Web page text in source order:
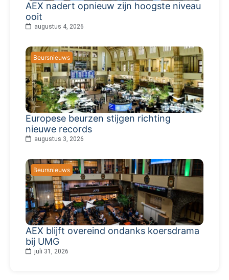
AEX nadert opnieuw zijn hoogste niveau
ooit
augustus 4, 2026
Beursnieuws
Europese beurzen stijgen richting
nieuwe records
augustus 3, 2026
Beursnieuws
AEX blijft overeind ondanks koersdrama
bij UMG
juli 31, 2026